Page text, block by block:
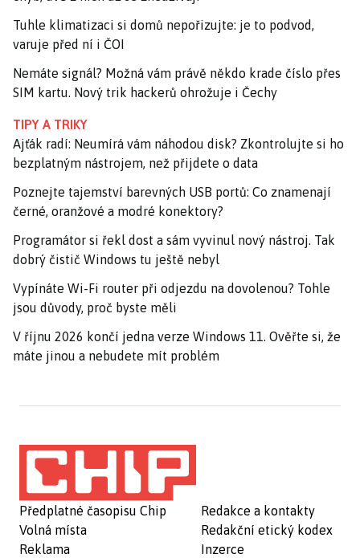
Tuhle klimatizaci si domů nepořizujte: je to podvod,
varuje před ní i ČOI
Nemáte signál? Možná vám právě někdo krade číslo přes
SIM kartu. Nový trik hackerů ohrožuje i Čechy
TIPY A TRIKY
Ajťák radí: Neumírá vám náhodou disk? Zkontrolujte si ho
bezplatným nástrojem, než přijdete o data
Poznejte tajemství barevných USB portů: Co znamenají
černé, oranžové a modré konektory?
Programátor si řekl dost a sám vyvinul nový nástroj. Tak
dobrý čistič Windows tu ještě nebyl
Vypínáte Wi-Fi router při odjezdu na dovolenou? Tohle
jsou důvody, proč byste měli
V říjnu 2026 končí jedna verze Windows 11. Ověřte si, že
máte jinou a nebudete mít problém
Předplatné časopisu Chip
Volná místa
Reklama
Redakce a kontakty
Redakční etický kodex
Inzerce